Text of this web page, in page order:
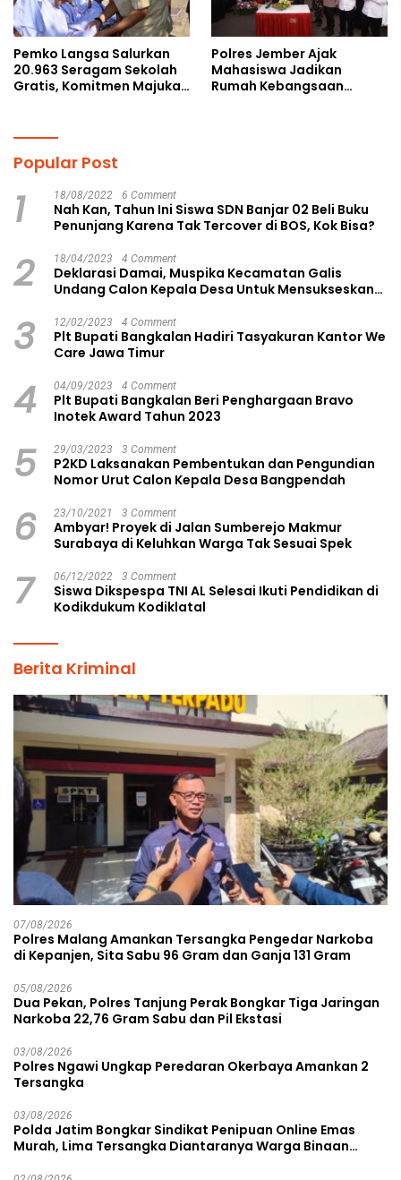
Pemko Langsa Salurkan
20.963 Seragam Sekolah
Gratis, Komitmen Majukan
Polres Jember Ajak
Mahasiswa Jadikan
Rumah Kebangsaan
Popular Post
1 18/08/2022 6 Comment
Nah Kan, Tahun Ini Siswa SDN Banjar 02 Beli Buku
Penunjang Karena Tak Tercover di BOS, Kok Bisa?
2 18/04/2023 4 Comment
Deklarasi Damai, Muspika Kecamatan Galis
Undang Calon Kepala Desa Untuk Mensukseskan
3 12/02/2023 4 Comment
Plt Bupati Bangkalan Hadiri Tasyakuran Kantor We
Care Jawa Timur
4 04/09/2023 4 Comment
Plt Bupati Bangkalan Beri Penghargaan Bravo
Inotek Award Tahun 2023
5 29/03/2023 3 Comment
P2KD Laksanakan Pembentukan dan Pengundian
Nomor Urut Calon Kepala Desa Bangpendah
6 23/10/2021 3 Comment
Ambyar! Proyek di Jalan Sumberejo Makmur
Surabaya di Keluhkan Warga Tak Sesuai Spek
7 06/12/2022 3 Comment
Siswa Dikspespa TNI AL Selesai Ikuti Pendidikan di
Kodikdukum Kodiklatal
Berita Kriminal
07/08/2026
Polres Malang Amankan Tersangka Pengedar Narkoba
di Kepanjen, Sita Sabu 96 Gram dan Ganja 131 Gram
05/08/2026
Dua Pekan, Polres Tanjung Perak Bongkar Tiga Jaringan
Narkoba 22,76 Gram Sabu dan Pil Ekstasi
03/08/2026
Polres Ngawi Ungkap Peredaran Okerbaya Amankan 2
Tersangka
03/08/2026
Polda Jatim Bongkar Sindikat Penipuan Online Emas
Murah, Lima Tersangka Diantaranya Warga Binaan